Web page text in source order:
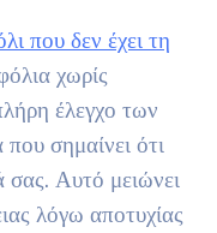
που δεν έχει τη
χωρίς
έλεγχο των
σημαίνει ότι
σας. Αυτό μειώνει
λόγω αποτυχίας